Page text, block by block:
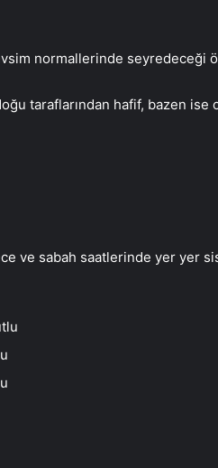
normallerinde seyredeceği
taraflarından hafif, bazen ise
ve sabah saatlerinde yer yer